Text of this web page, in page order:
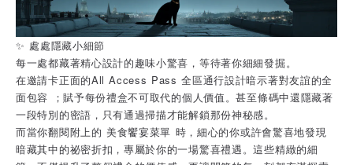
✨ 處處隱藏小細節
每一處都藏著精心設計的趣味小驚喜，等待著你細細發掘。
在邀請卡正面的All Access Pass 全區通行設計暗示著對友誼的全
面包容 ；賦予每份禮盒不可取代的個人價值。甚至條碼中還隱藏著
一段特別的密語，只有通過掃描才能解鎖那份神秘感。
而當你翻閱附上的 美食饗宴菜單 時，細心的你或許會驚喜地發現
暗藏其中的祕密折扣，專屬於你的一場驚喜禮遇。這些精緻的細